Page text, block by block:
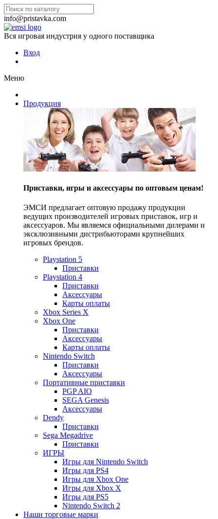
info@pristavka.com
Вся игровая индустрия у одного поставщика
Вход
Меню
Продукция
Приставки, игры и аксессуары по оптовым ценам!
ЭМСИ предлагает оптовую продажу продукции
ведущих производителей игровых приставок, игр и
аксессуаров. Мы являемся официальными дилерами и
эксклюзивными дистрибьюторами крупнейших
игровых брендов.
Playstation 5
Приставки
Playstation 4
Приставки
Аксессуары
Карты оплаты
Xbox Series X
Xbox One
Приставки
Аксессуары
Карты оплаты
Nintendo Switch
Приставки
Аксессуары
Портативные приставки
PGP AIO
SEGA Genesis
Аксессуары
Dendy
Приставки
Sega Megadrive
Приставки
ИГРЫ
Игры для Nintendo Switch
Игры для PS4
Игры для Xbox One
Игры для Xbox X
Игры для PS5
Nintendo Switch 2
Наши торговые марки